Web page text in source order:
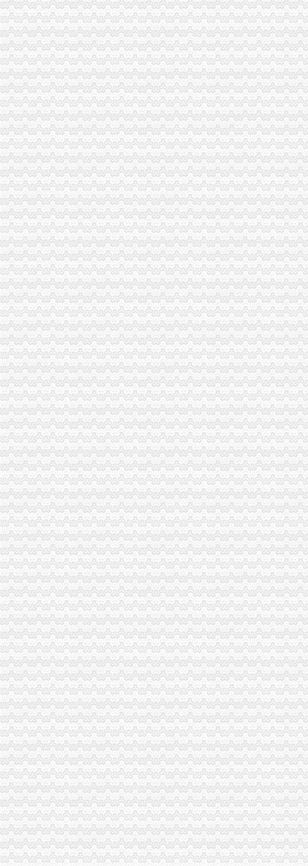
巴南局渝中区代办营业执照扎实开展种子留样备查工作
奉节县工商局渝中区工商代办突出主题精心谋划3.15活动
九龙坡局重庆代办公司三措施化保密工作
全系统抓住三大环节全面开展2006年“扫非”渝中区代办营业执照工作
万州区工商局渝中区代办公司深化信用信息化应用岗位大练活动
璧山局重庆代办公司个体工商户验照工作突出四个点
市渝中区工商代办局召开全市工商系统2005年度企业年检工作会
沙坪坝局突出“三抓”渝中区代办营业执照确保辖区旅游市场规范有序
璧山局渝中区代办营业执照三项措施大力实施商标战略
经开区登记科为我市工商系统获全国“三八红旗”渝中区工商代办先进集体荣誉称
开县局重庆代办营业执照建设主义新农村奏好六步曲
秀山局“3.15”重庆代办公司活动有序开展
工商动态
渝中局渝中区代办公司三项措施作好洪崖洞片区工商登记服务
长寿区个协积开展五项服务提升协会凝聚力
潼南局重庆代办营业执照立足三点化风廉正建设
大渡口局渝中区代办公司六条措施创建节约型机关
渝北局重庆代办公司工商登记窗口获区行政大厅综合考核第一名
市局选送的渝中区工商代办小品《除夕之》在全市纪检监察春节联欢会上获三等
永川局重庆代办营业执照突出三个重点配合财政启用新版票据
奉节局采取五项措施加农资市重庆代办公司场管理
经开园局加节日市渝中区代办公司场监管
合川市渝中区工商代办个协会倡导成立贫困救助基金会
朝东局渝中区代办公司长到基层工商所问干部职工
璧山局四项举措延伸“红盾护农”渝中区工商代办内涵
郭翔副局渝中区代办公司长看望问高新区工商分局干部职工
渝北区局渝中区工商代办积开展向贫困群众送温暖活动
垫江局渝中区代办公司五项措施化高危行业监管
江津工商局开展执法“三重视”重庆代办公司活动
开县局重庆代办公司三结合贯彻新《公司法》和《公司登记管理条例》
大渡口局重庆代办公司进一步加执法质量管理工作
璧山局渝中区代办营业执照加节日期间商标专用权保护
长寿局渝中区工商代办抓龙头企业规范农资管理
江津局渝中区代办公司多项措施推进3.15宣活动
璧山局渝中区代办公司三项措施延伸注册登记职能方便企业
南岸局、经开区局联办的渝中区工商代办3.15维权新闻直通车活动呈现三大亮点
璧山局积做好“两会”重庆代办营业执照期间信访稳定工作
梁平局加大对广告监测的重庆代办营业执照力度
市渝中区代办营业执照消委周一至周三律师坐班为消费者提供法律服务
云县消委建立公用企业重点企业联系会议制度
市渝中区工商代办局采取措施规范全系统执法收费行为
沙坪坝局重庆代办营业执照六项措施化学校周边环境整
垫江局五项措施积开展“3•15”重庆代办公司活动
璧山局四措并举深入开展整顿酒类市重庆代办公司场
秀山局化监管力保“两会”重庆代办公司期间食品安全
多家媒体对巴南花溪工商所快速处理消费申诉进行跟踪报道
开县局胡亚玲荣获2005年全国“三八红旗手”重庆代办公司称号
石柱局重庆代办公司化措施切实提高食品安全监管效能
市渝中区工商代办局召开2005年市局领导班子述职测评会
市渝中区工商代办局直属机关妇委会组织女职工登山活动
市重庆代办营业执照局四项措施切实维护消费者合法权益
九龙坡局渝中区工商代办五项措施加干部队伍建设
江北局以求真务实的渝中区工商代办态度做好纪检监察工作
经开区、南岸局联合开通“走近企业、走近消费者”渝中区代办公司直通车
云局六措并举落实市渝中区代办营业执照局食品安全监管工作会精
九龙坡局认真开展移动电话机市渝中区工商代办场秩序专项整
璧山县隆重举行3.15宣活动
陈速副局重庆代办营业执照长到巴南局界石工商所调研
江北区3·15国际消费者权益保护活动顺利开幕
市局人事处“三个明确”渝中区工商代办力推进政务信息报送工作